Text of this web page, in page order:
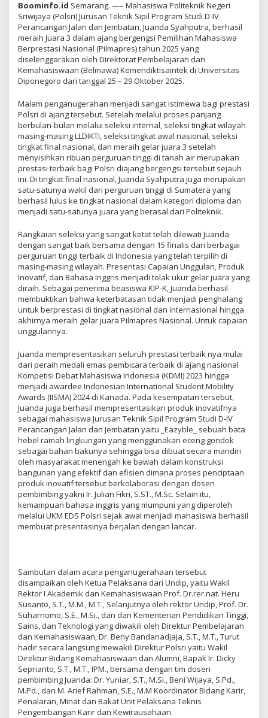
Boominfo.id Semarang. —– Mahasiswa Politeknik Negeri
Sriwijaya (Polsri) Jurusan Teknik Sipil Program Studi D-IV
Perancangan Jalan dan Jembatan, Juanda Syahputra, berhasil
meraih Juara 3 dalam ajang bergengsi Pemilihan Mahasiswa
Berprestasi Nasional (Pilmapres) tahun 2025 yang
diselenggarakan oleh Direktorat Pembelajaran dan
Kemahasiswaan (Belmawa) Kemendiktisaintek di Universitas
Diponegoro dari tanggal 25 – 29 Oktober 2025.
Malam penganugerahan menjadi sangat istimewa bagi prestasi
Polsri di ajang tersebut. Setelah melalui proses panjang
berbulan-bulan melalui seleksi internal, seleksi tingkat wilayah
masing-masing LLDIKTI, seleksi tingkat awal nasional, seleksi
tingkat final nasional, dan meraih gelar juara 3 setelah
menyisihkan ribuan perguruan tinggi di tanah air merupakan
prestasi terbaik bagi Polsri diajang bergengsi tersebut sejauh
ini. Di tingkat final nasional, Juanda Syahputra juga merupakan
satu-satunya wakil dari perguruan tinggi di Sumatera yang
berhasil lulus ke tingkat nasional dalam kategori diploma dan
menjadi satu-satunya juara yang berasal dari Politeknik.
Rangkaian seleksi yang sangat ketat telah dilewati Juanda
dengan sangat baik bersama dengan 15 finalis dari berbagai
perguruan tinggi terbaik di Indonesia yang telah terpilih di
masing-masing wilayah. Presentasi Capaian Unggulan, Produk
Inovatif, dan Bahasa Inggris menjadi tolak ukur gelar juara yang
diraih. Sebagai penerima beasiswa KIP-K, Juanda berhasil
membuktikan bahwa keterbatasan tidak menjadi penghalang
untuk berprestasi di tingkat nasional dan internasional hingga
akhirnya meraih gelar juara Pilmapres Nasional. Untuk capaian
unggulannya.
Juanda mempresentasikan seluruh prestasi terbaik nya mulai
dari peraih medali emas pembicara terbaik di ajang nasional
Kompetisi Debat Mahasiswa Indonesia (KDMI) 2023 hingga
menjadi awardee Indonesian International Student Mobility
Awards (IISMA) 2024 di Kanada. Pada kesempatan tersebut,
Juanda juga berhasil mempresentasikan produk inovatifnya
sebagai mahasiswa Jurusan Teknik Sipil Program Studi D-IV
Perancangan Jalan dan Jembatan yaitu _Eazyble_ sebuah bata
hebel ramah lingkungan yang menggunakan eceng gondok
sebagai bahan bakunya sehingga bisa dibuat secara mandiri
oleh masyarakat menengah ke bawah dalam konstruksi
bangunan yang efektif dan efisien dimana proses penciptaan
produk inovatif tersebut berkolaborasi dengan dosen
pembimbing yakni Ir. Julian Fikri, S.ST., M.Sc. Selain itu,
kemampuan bahasa inggris yang mumpuni yang diperoleh
melalui UKM EDS Polsri sejak awal menjadi mahasiswa berhasil
membuat presentasinya berjalan dengan lancar.
Sambutan dalam acara penganugerahaan tersebut
disampaikan oleh Ketua Pelaksana dari Undip, yaitu Wakil
Rektor I Akademik dan Kemahasiswaan Prof. Dr.rer.nat. Heru
Susanto, S.T., M.M., M.T., Selanjutnya oleh rektor Undip, Prof. Dr.
Suharnomo, S.E., M.Si., dan dari Kementerian Pendidikan Tinggi,
Sains, dan Teknologi yang diwakili oleh Direktur Pembelajaran
dan Kemahasiswaan, Dr. Beny Bandanadjaja, S.T., M.T., Turut
hadir secara langsung mewakili Direktur Polsri yaitu Wakil
Direktur Bidang Kemahasiswaan dan Alumni, Bapak Ir. Dicky
Seprianto, S.T., M.T., IPM., bersama dengan tim dosen
pembimbing Juanda: Dr. Yuniar, S.T., M.Si., Beni Wijaya, S.Pd.,
M.Pd., dan M. Arief Rahman, S.E., M.M Koordinator Bidang Karir,
Penalaran, Minat dan Bakat Unit Pelaksana Teknis
Pengembangan Karir dan Kewirausahaan.